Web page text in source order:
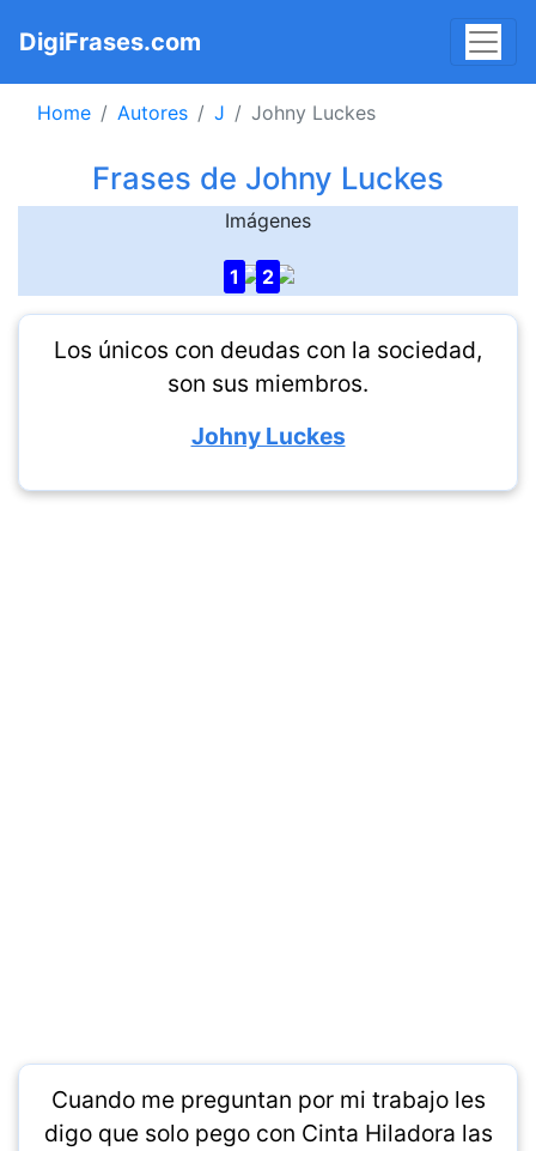
DigiFrases.com
Home Autores J Johny Luckes
Frases de Johny Luckes
Imágenes
1 2
Los únicos con deudas con la sociedad,
son sus miembros.
Johny Luckes
Cuando me preguntan por mi trabajo les
digo que solo pego con Cinta Hiladora las